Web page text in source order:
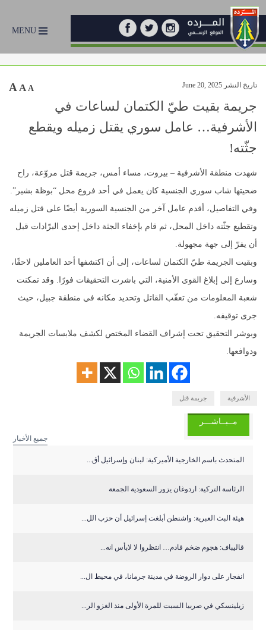
MENU
تاريخ النشر June 20, 2025 A A A
جريمة بقيت طيّ الكتمان لساعات في
الأشرفية… عامل سوري يقتل زميله ويقطع
جثّته!
شهدت منطقة الأشرفية – بيروت، مساء أمس، جريمة قتل مروّعة، راح
ضحيتها شاب سوري الجنسية كان يعمل في أحد فروع محل “بوظة بشير”.
وفي التفاصيل، أقدم عامل آخر من الجنسية السورية أيضًا على قتل زميله
وتقطيع جثّته داخل المحل، ثم قام بإخفاء الجثة داخل إحدى البرّادات قبل
أن يفرّ إلى جهة مجهولة.
وبقيت الجريمة طيّ الكتمان لساعات، إلى أن اكتشفها أحد العاملين لاحقًا،
وسارع إلى إبلاغ القوى الأمنية، التي باشرت التحقيقات فورًا. وقد تمكنت
شعبة المعلومات من تعقّب القاتل وتحديد مكانه في منطقة جبيل، حيث
جرى توقيفه.
وبوشر التحقيق تحت إشراف القضاء المختص لكشف ملابسات الجريمة
ودوافعها.
الأشرفية جريمة قتل
مــبــاشـــر
جميع الأخبار
المتحدث باسم الخارجية الأميركية: لبنان وإسرائيل أق...
الرئاسة التركية: اردوغان يزور السعودية الجمعة
هيئة البث العبرية: واشنطن أبلغت إسرائيل أن حزب الل...
قاليباف: هجوم ضخم قادم… انتظروا لا لابأس انه...
انفجار على دوار الروضة في مدينة جرمانا، في محيط ال...
زيلينسكي في صربيا السبت للمرة الأولى منذ الغزو الر...